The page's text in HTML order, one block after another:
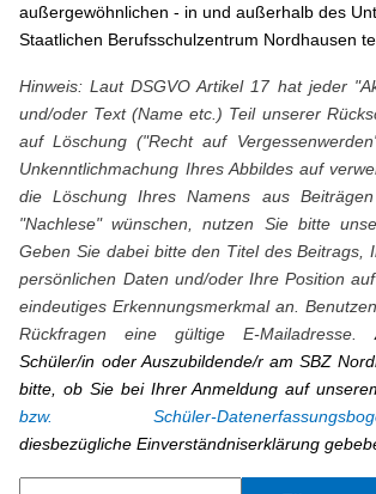
außergewöhnlichen - in und außerhalb des
Staatlichen Berufsschulzentrum Nordhausen
Hinweis: Laut DSGVO Artikel 17 hat jeder
und/oder Text (Name etc.) Teil unserer
auf Löschung ("Recht auf
Unkenntlichmachung Ihres Abbildes auf
die Löschung Ihres Namens aus
"Nachlese" wünschen, nutzen Sie bitte
Geben Sie dabei bitte den Titel des Beitrags,
persönlichen Daten und/oder Ihre Position
eindeutiges Erkennungsmerkmal an.
Rückfragen eine gültige E-Mailadresse.
Schüler/in oder Auszubildende/r am SBZ
bitte, ob Sie bei Ihrer Anmeldung auf
bzw. Schüler-
diesbezügliche Einverständniserklärung